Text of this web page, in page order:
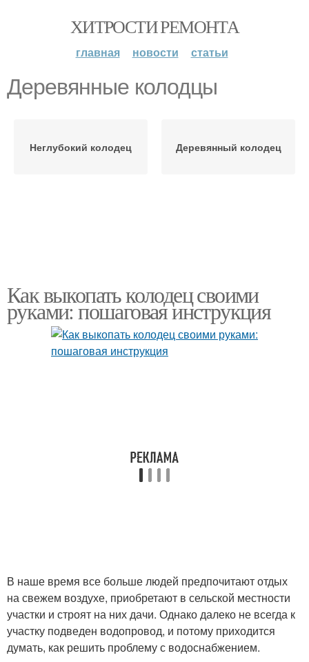
ХИТРОСТИ РЕМОНТА
главная новости статьи
Деревянные колодцы
Неглубокий колодец Деревянный колодец
Как выкопать колодец своими
руками: пошаговая инструкция
В наше время все больше людей предпочитают отдых
на свежем воздухе, приобретают в сельской местности
участки и строят на них дачи. Однако далеко не всегда к
участку подведен водопровод, и потому приходится
думать, как решить проблему с водоснабжением.